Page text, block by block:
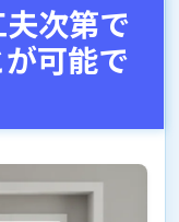
次第で
可能で